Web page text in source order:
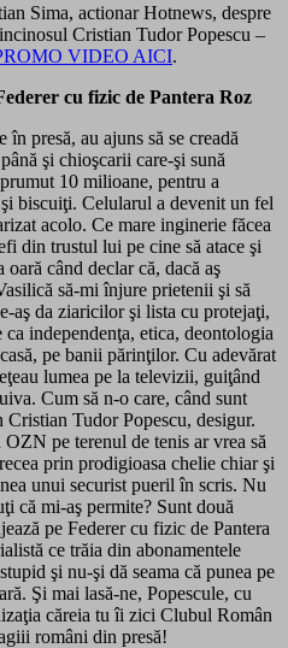
Sima, actionar Hotnews, despre
Cristian Tudor Popescu –
VIDEO AICI.
cu fizic de Pantera Roz
presă, au ajuns să se creadă
şi chioşcarii care-şi sună
10 milioane, pentru a
biscuiţi. Celularul a devenit un fel
acolo. Ce mare inginerie făcea
din trustul lui pe cine să atace şi
când declar că, dacă aş
să-mi înjure prietenii şi să
aş da ziaricilor şi lista cu protejaţi,
independenţa, etica, deontologia
pe banii părinţilor. Cu adevărat
lumea pe la televizii, guiţând
Cum să n-o care, când sunt
Tudor Popescu, desigur.
pe terenul de tenis ar vrea să
prin prodigioasa chelie chiar şi
unui securist pueril în scris. Nu
că mi-aş permite? Sunt două
pe Federer cu fizic de Pantera
ce trăia din abonamentele
şi nu-şi dă seama că punea pe
Şi mai lasă-ne, Popescule, cu
căreia tu îi zici Clubul Român
români din presă!